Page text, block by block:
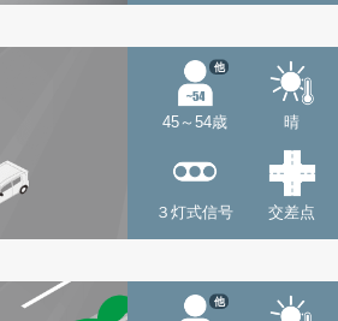
45～54歳
他
晴
３灯式信号 交差点
他